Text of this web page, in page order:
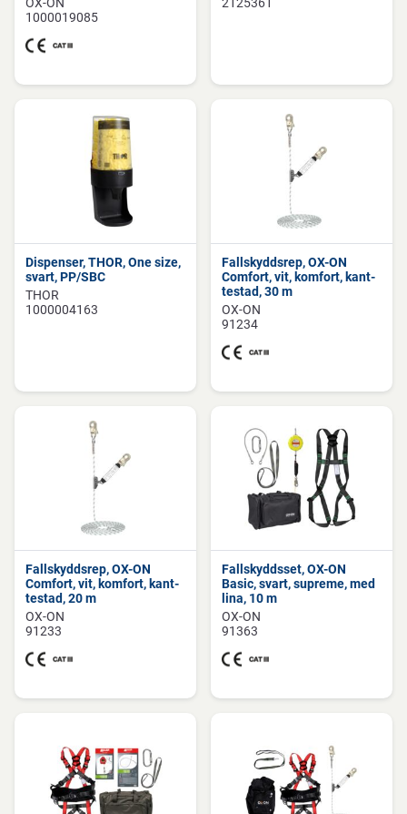
1000019085
Dispenser, THOR, One size,
svart, PP/SBC
THOR
1000004163
Fallskyddsrep, OX-ON
Comfort, vit, komfort, kant-
testad, 30 m
OX-ON
91234
Fallskyddsrep, OX-ON
Comfort, vit, komfort, kant-
testad, 20 m
OX-ON
91233
Fallskyddsset, OX-ON
Basic, svart, supreme, med
lina, 10 m
OX-ON
91363